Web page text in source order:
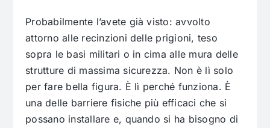
Probabilmente l’avete già visto: avvolto
attorno alle recinzioni delle prigioni, teso
sopra le basi militari o in cima alle mura delle
strutture di massima sicurezza. Non è lì solo
per fare bella figura. È lì perché funziona. È
una delle barriere fisiche più efficaci che si
possano installare e, quando si ha bisogno di